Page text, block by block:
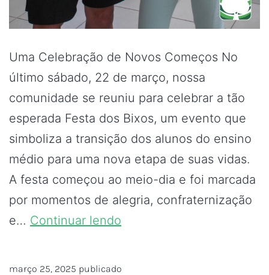
Uma Celebração de Novos Começos No
último sábado, 22 de março, nossa
comunidade se reuniu para celebrar a tão
esperada Festa dos Bixos, um evento que
simboliza a transição dos alunos do ensino
médio para uma nova etapa de suas vidas.
A festa começou ao meio-dia e foi marcada
por momentos de alegria, confraternização
e… Continuar lendo
março 25, 2025 publicado